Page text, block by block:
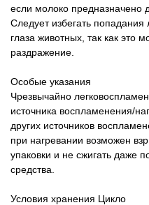
если молоко предназначено
Следует избегать попадания
глаза животных, так как это
раздражение.
Особые указания
Чрезвычайно
источника воспламенения/
других источников
при нагревании возможен
упаковки и не сжигать даже
средства.
Условия хранения Цикло